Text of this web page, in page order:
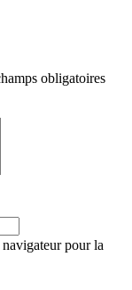
obligatoires
pour la